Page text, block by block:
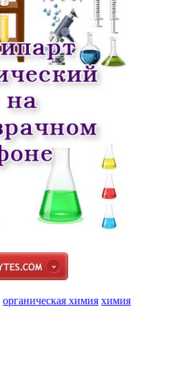
органическая химия химия